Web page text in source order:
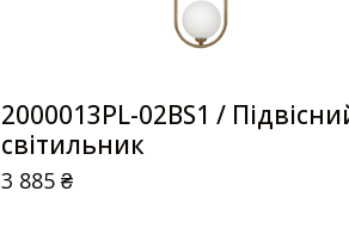
2000013PL-02BS1 /
світильник
3 885₴